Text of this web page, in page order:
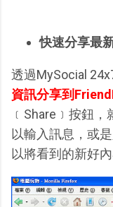
快速分享最
透過MySocial
資訊分享到
﹝Share﹞按鈕
以輸入訊息，或
以將看到的新好